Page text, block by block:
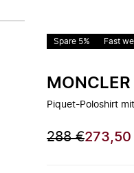
Spare 5% Fast
MONCLER
Piquet-Poloshirt
288 €273,50